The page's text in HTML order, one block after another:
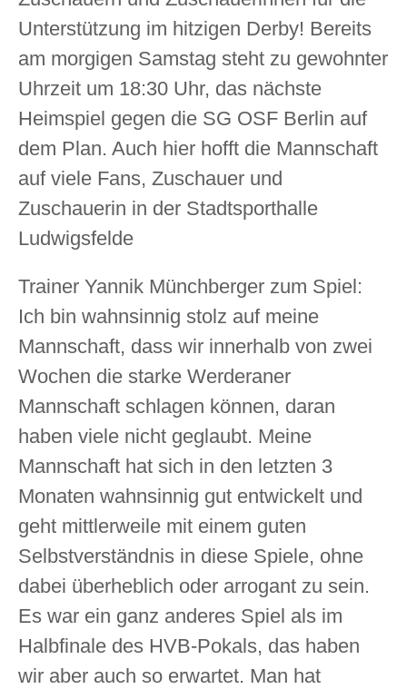
Unterstützung im hitzigen Derby! Bereits
am morgigen Samstag steht zu gewohnter
Uhrzeit um 18:30 Uhr, das nächste
Heimspiel gegen die SG OSF Berlin auf
dem Plan. Auch hier hofft die Mannschaft
auf viele Fans, Zuschauer und
Zuschauerin in der Stadtsporthalle
Ludwigsfelde
Trainer Yannik Münchberger zum Spiel:
Ich bin wahnsinnig stolz auf meine
Mannschaft, dass wir innerhalb von zwei
Wochen die starke Werderaner
Mannschaft schlagen können, daran
haben viele nicht geglaubt. Meine
Mannschaft hat sich in den letzten 3
Monaten wahnsinnig gut entwickelt und
geht mittlerweile mit einem guten
Selbstverständnis in diese Spiele, ohne
dabei überheblich oder arrogant zu sein.
Es war ein ganz anderes Spiel als im
Halbfinale des HVB-Pokals, das haben
wir aber auch so erwartet. Man hat